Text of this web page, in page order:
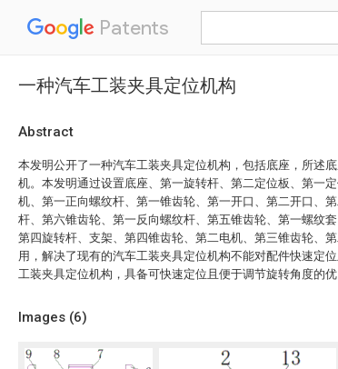
Patents
一种汽车工装夹具定位机构
Abstract
本发明公开了一种汽车工装夹具定位机构，包括底座，所述
机。本发明通过设置底座、第一旋转杆、第二定位板、第一
机、第一正向螺纹杆、第一锥齿轮、第一开口、第二开口、
杆、第六锥齿轮、第一反向螺纹杆、第五锥齿轮、第一螺纹
第四旋转杆、支架、第四锥齿轮、第二电机、第三锥齿轮、
用，解决了现有的汽车工装夹具定位机构不能对配件快速定
工装夹具定位机构，具备可快速定位且便于调节旋转角度的优
Images (6)